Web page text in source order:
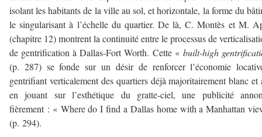
isolant les habitants de la ville au sol, et horizontale, la forme du
le singularisant à l’échelle du quartier. De là, C. Montès et M.
(chapitre 12) montrent la continuité entre le processus de
de gentrification à Dallas-Fort Worth. Cette « built-high
(p. 287) se fonde sur un désir de renforcer l’économie
gentrifiant verticalement des quartiers déjà majoritairement blanc et
en jouant sur l’esthétique du gratte-ciel, une publicité
fièrement : « Where do I find a Dallas home with a Manhattan
(p. 294).